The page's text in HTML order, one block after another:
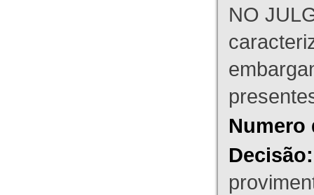
NO
Numero
Decisão: